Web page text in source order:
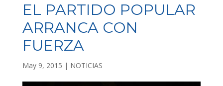
EL PARTIDO POPULAR
ARRANCA CON
FUERZA
May 9, 2015 | NOTICIAS